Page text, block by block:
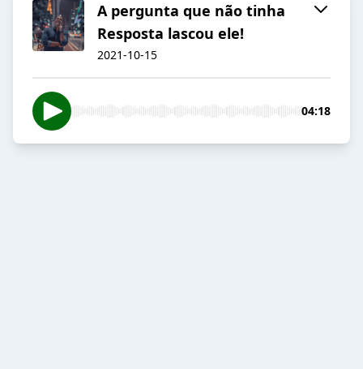
A pergunta que não tinha
Resposta lascou ele!
2021-10-15
04:18